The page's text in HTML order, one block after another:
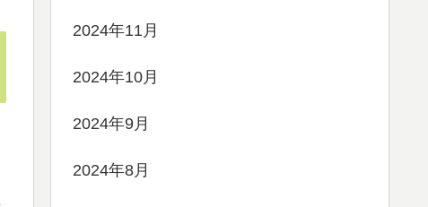
2024年11月
2024年10月
2024年9月
2024年8月